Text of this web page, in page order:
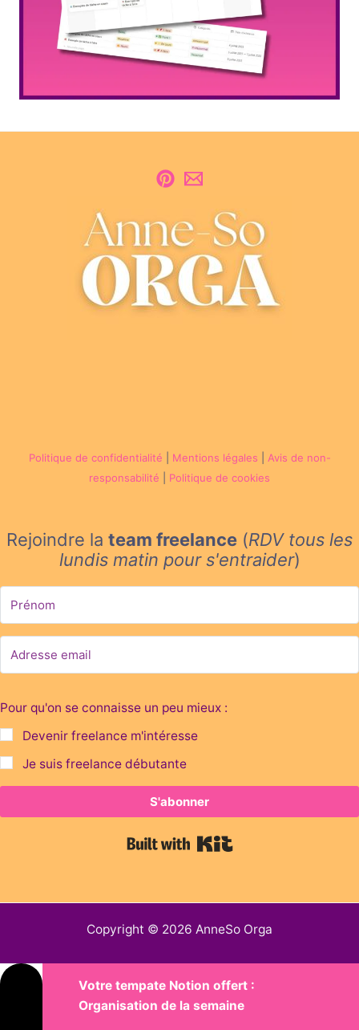
Politique de confidentialité Mentions légales
Avis de non-
responsabilité
Politique de cookies
Rejoindre la team freelance (RDV tous les
lundis matin pour s'entraider)
Pour qu'on se connaisse un peu mieux :
Devenir freelance m'intéresse
Je suis freelance débutante
S'abonner
Copyright © 2026 AnneSo Orga
Votre tempate Notion offert :
Organisation de la semaine